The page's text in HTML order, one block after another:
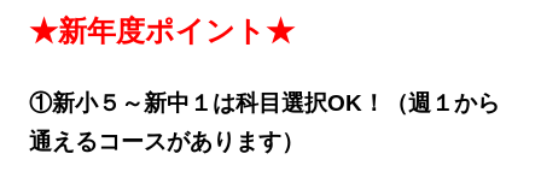
★新年度ポイント★
①新小５～新中１は科目選択OK！（週１から
通えるコースがあります）